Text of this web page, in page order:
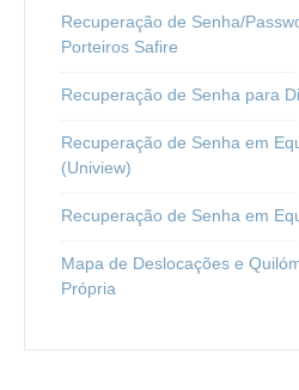
Recuperação de Senha/
Porteiros Safire
Recuperação de Senha para
Recuperação de Senha em
(Uniview)
Recuperação de Senha em
Mapa de Deslocações e
Própria